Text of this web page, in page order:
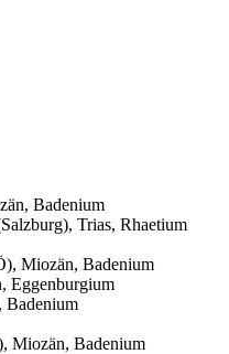
Badenium
Trias, Rhaetium
Miozän, Badenium
Eggenburgium
Badenium
Miozän, Badenium